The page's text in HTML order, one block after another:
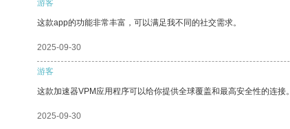
游客
这款app的功能非常丰富，可以满足我不同的社交需求。
2025-09-30
游客
这款加速器VPM应用程序可以给你提供全球覆盖和最高安全性的连接。
2025-09-30